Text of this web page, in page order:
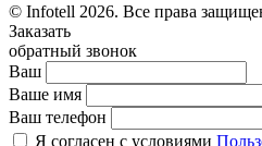
© Infotell 2026. Все права
Заказать
обратный звонок
Ваш
Ваше имя
Ваш телефон
Я согласен с условиями